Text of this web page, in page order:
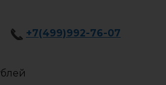
+7(499)992-76-07